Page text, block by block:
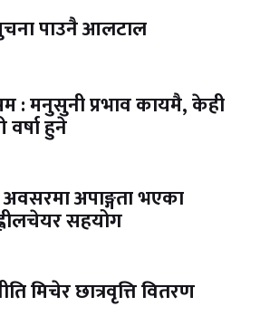
पाउनै आलटाल
: मनुसुनी प्रभाव कायमै, केही
वर्षा हुने
अपाङ्गता भएका
सहयोग
मिचेर छात्रवृत्ति वितरण